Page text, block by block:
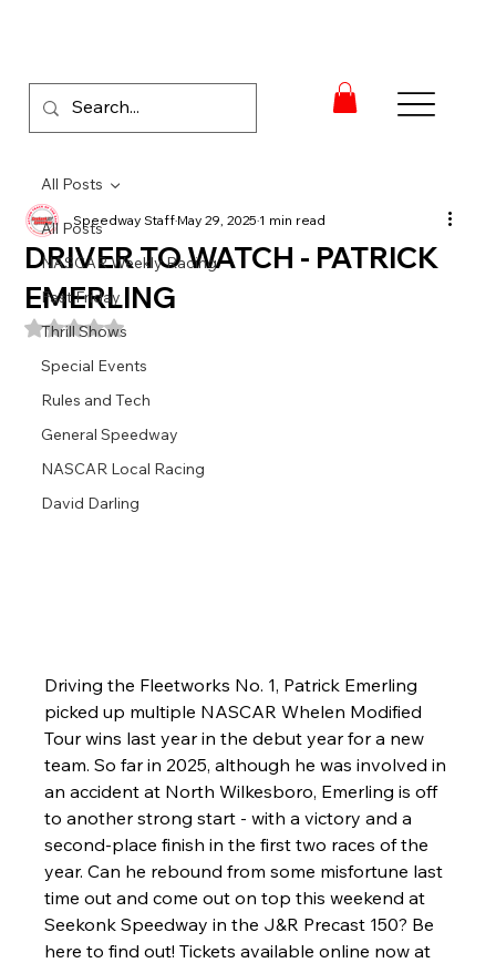
All Posts
NASCAR Weekly Racing
Fast Friday
Thrill Shows
Special Events
Rules and Tech
General Speedway
NASCAR Local Racing
David Darling
All Posts
DRIVER TO WATCH - PATRICK
EMERLING
Speedway StaffMay 29, 20251 min read
Rated NaN out of 5 stars.
Driving the Fleetworks No. 1, Patrick Emerling
picked up multiple NASCAR Whelen Modified
Tour wins last year in the debut year for a new
team. So far in 2025, although he was involved in
an accident at North Wilkesboro, Emerling is off
to another strong start - with a victory and a
second-place finish in the first two races of the
year. Can he rebound from some misfortune last
time out and come out on top this weekend at
Seekonk Speedway in the J&R Precast 150? Be
here to find out! Tickets available online now at